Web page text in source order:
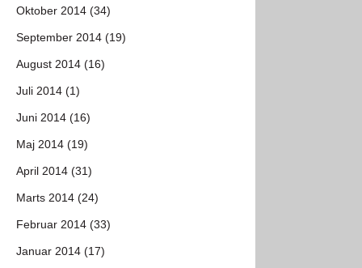
Oktober 2014 (34)
September 2014 (19)
August 2014 (16)
Juli 2014 (1)
Juni 2014 (16)
Maj 2014 (19)
April 2014 (31)
Marts 2014 (24)
Februar 2014 (33)
Januar 2014 (17)